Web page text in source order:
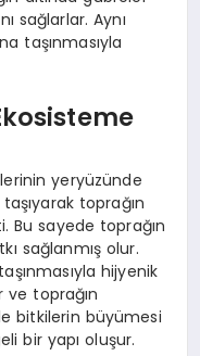
sağlarlar. Aynı
taşınmasıyla
yeryüzünde
toprağın
Bu sayede toprağın
sağlanmış olur.
hijyenik
toprağın
bitkilerin büyümesi
bir yapı oluşur.